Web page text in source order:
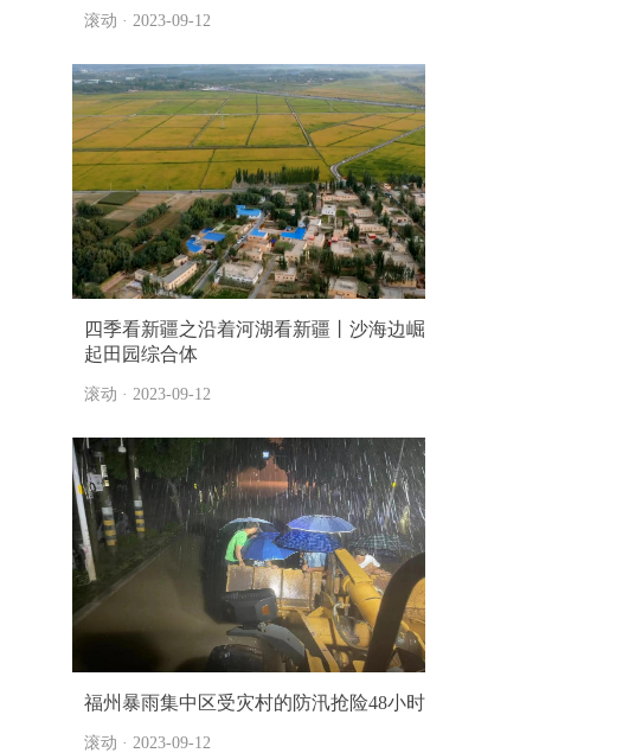
滚动 · 2023-09-12
四季看新疆之沿着河湖看新疆丨沙海边崛
起田园综合体
滚动 · 2023-09-12
福州暴雨集中区受灾村的防汛抢险48小时
滚动 · 2023-09-12